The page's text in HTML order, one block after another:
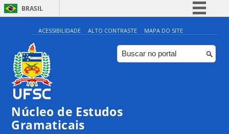
BRASIL
Simplifique!
Comunica BR
Participe
ACESSIBILIDADE ALTO CONTRASTE MAPA DO SITE
Núcleo de Estudos
Gramaticais